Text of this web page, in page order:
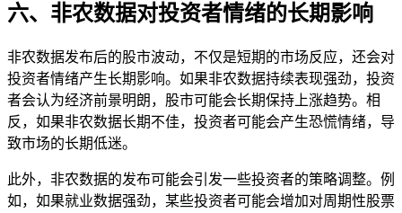
六、非农数据对投资者情绪的长期影响
非农数据发布后的股市波动，不仅是短期的市场反应，还会对
投资者情绪产生长期影响。如果非农数据持续表现强劲，投资
者会认为经济前景明朗，股市可能会长期保持上涨趋势。相
反，如果非农数据长期不佳，投资者可能会产生恐慌情绪，导
致市场的长期低迷。
此外，非农数据的发布可能会引发一些投资者的策略调整。例
如，如果就业数据强劲，某些投资者可能会增加对周期性股票